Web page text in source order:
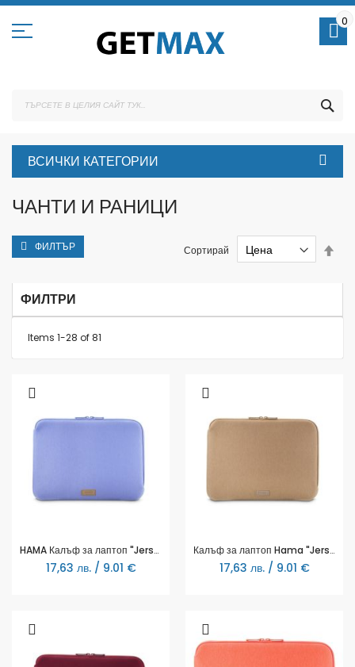
Skip
Content
0
ВСИЧКИ КАТЕГОРИИ
ЧАНТИ И РАНИЦИ
Items 1-28 of 81
Сортирай
HAMA Калъф за лаптоп "Jersey", от 34 - 36 cm (13.3"- 14.1"), лилав
17,63 лв. / 9.01 €
Калъф за лаптоп Hama "Jersey", от 34 - 36 cm (13.3"- 14.1"), светло кафява
17,63 лв. / 9.01 €
ФИЛТЪР
ФИЛТРИ